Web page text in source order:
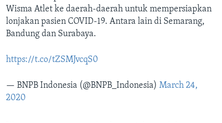
Wisma Atlet ke daerah-daerah untuk mempersiapkan
lonjakan pasien COVID-19. Antara lain di Semarang,
Bandung dan Surabaya.
https://t.co/tZSMJvcqS0
— BNPB Indonesia (@BNPB_Indonesia) March 24,
2020